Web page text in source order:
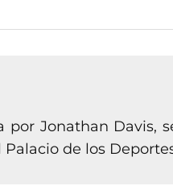
Jonathan Davis,
de los